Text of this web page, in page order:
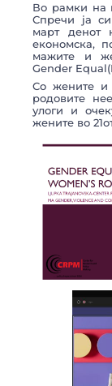
Во рамки на
Спречи ја
март денот
економска,
мажите и
Gender
Со жените и
родовите
улоги и
жените во